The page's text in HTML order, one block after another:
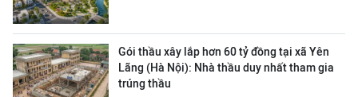
Gói thầu xây lắp hơn 60 tỷ đồng tại xã Yên
Lãng (Hà Nội): Nhà thầu duy nhất tham gia
trúng thầu